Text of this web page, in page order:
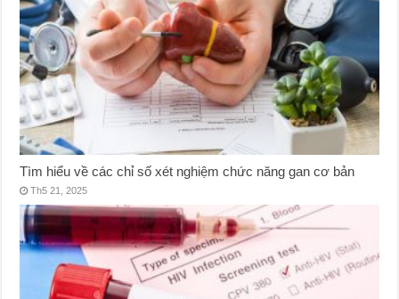
Tìm hiểu về các chỉ số xét nghiệm chức năng gan cơ bản
Th5 21, 2025